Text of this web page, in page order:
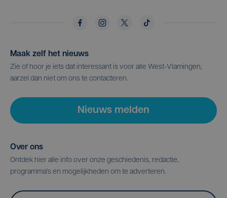
Maak zelf het nieuws
Zie of hoor je iets dat interessant is voor alle West-Vlamingen,
aarzel dan niet om ons te contacteren.
Nieuws melden
Over ons
Ontdek hier alle info over onze geschiedenis, redactie,
programma's en mogelijkheden om te adverteren.